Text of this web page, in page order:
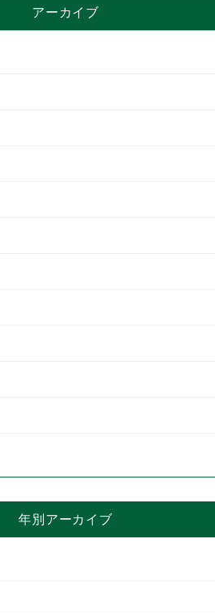
アーカイブ
年別アーカイブ